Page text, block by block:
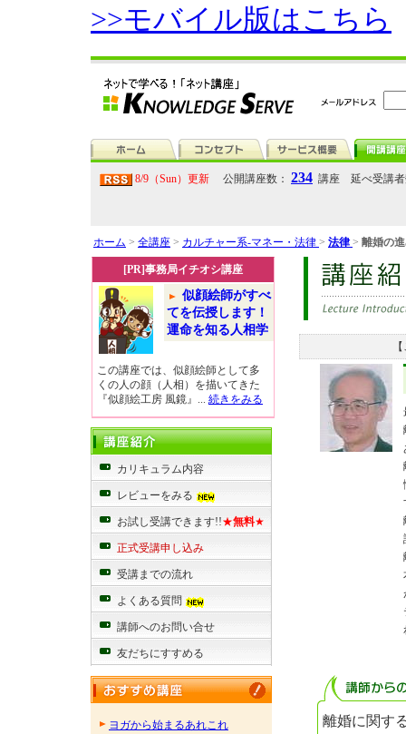
>>モバイル版はこちら
8/9（Sun）更新 公開講座数： 234 講座 延べ受講
ホーム > 全講座 > カルチャー系-マネー・法律 > 法律> 離婚の
[PR]事務局イチオシ講座
似顔絵師がすべ
てを伝授します！
運命を知る人相学
この講座では、似顔絵師として多
くの人の顔（人相）を描いてきた
『似顔絵工房 風鏡』... 続きをみる
カリキュラム内容
レビューをみる
お試し受講できます!!★無料★
正式受講申し込み
受講までの流れ
よくある質問
講師へのお問い合せ
友だちにすすめる
ヨガから始まるあれこれ
離婚に関す